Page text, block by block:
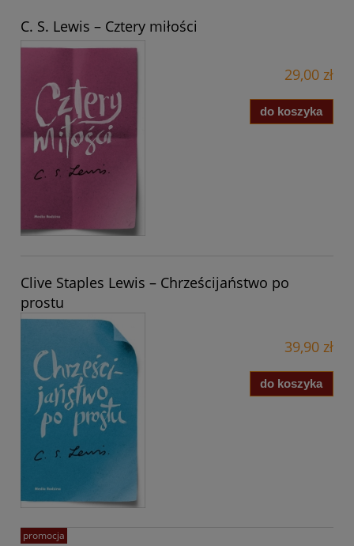
C. S. Lewis – Cztery miłości
29,00 zł
do koszyka
Clive Staples Lewis – Chrześcijaństwo po
prostu
39,90 zł
do koszyka
promocja